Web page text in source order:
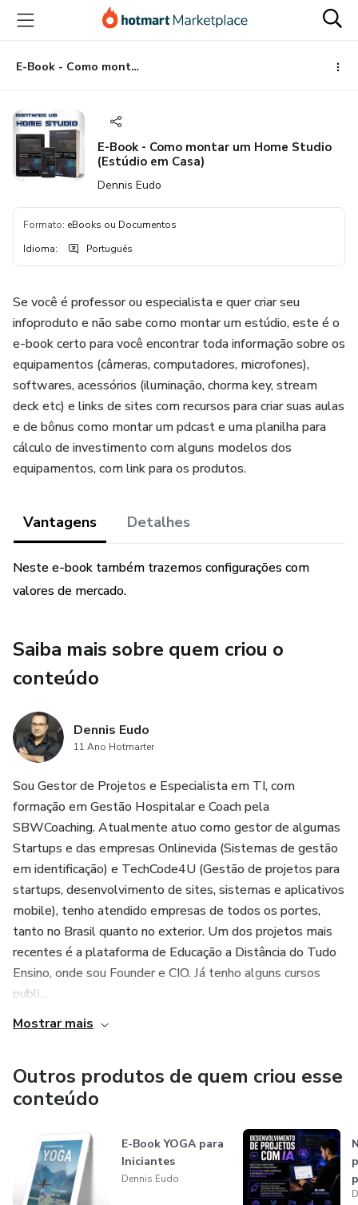
para
conteúdo
principal
para
pagamento
para
rodapé
E-Book - Como montar um Home Studio (Estúdio em Casa)
E-Book - Como montar um Home Studio
(Estúdio em Casa)
Dennis Eudo
Formato: eBooks ou Documentos
Idioma: Português
Se você é professor ou especialista e quer criar seu
infoproduto e não sabe como montar um estúdio, este é o
e-book certo para você encontrar toda informação sobre os
equipamentos (câmeras, computadores, microfones),
softwares, acessórios (iluminação, chorma key, stream
deck etc) e links de sites com recursos para criar suas aulas
e de bônus como montar um pdcast e uma planilha para
cálculo de investimento com alguns modelos dos
equipamentos, com link para os produtos.
Vantagens Detalhes
Neste e-book também trazemos configurações com
valores de mercado.
Saiba mais sobre quem criou o
conteúdo
Dennis Eudo
11 Ano Hotmarter
Sou Gestor de Projetos e Especialista em TI, com
formação em Gestão Hospitalar e Coach pela
SBWCoaching. Atualmente atuo como gestor de algumas
Startups e das empresas Onlinevida (Sistemas de gestão
em identificação) e TechCode4U (Gestão de projetos para
startups, desenvolvimento de sites, sistemas e aplicativos
mobile), tenho atendido empresas de todos os portes,
tanto no Brasil quanto no exterior. Um dos projetos mais
recentes é a plataforma de Educação a Distância do Tudo
Ensino, onde sou Founder e CIO. Já tenho alguns cursos
publi...
Mostrar mais
Outros produtos de quem criou esse
conteúdo
E-Book YOGA para
Iniciantes
Dennis Eudo